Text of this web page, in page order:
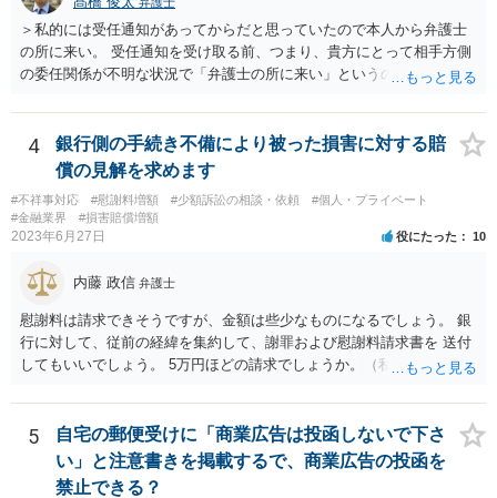
＞私的には受任通知があってからだと思っていたので本人から弁護士
の所に来い。 受任通知を受け取る前、つまり、貴方にとって相手方側
の委任関係が不明な状況で「弁護士の所に来い」というのは、さすが
絡がきますよね？ 通常はそのような初動となります。
4
銀行側の手続き不備により被った損害に対する賠
償の見解を求めます
#不祥事対応 #慰謝料増額 #少額訴訟の相談・依頼
#個人・プライベート
#金融業界
#損害賠償増額
2023年6月27日 役にたった 10
内藤 政信 弁護士
慰謝料は請求できそうですが、金額は些少なものになるでしょう。 銀
行に対して、従前の経緯を集約して、謝罪および慰謝料請求書を 送付
してもいいでしょう。 5万円ほどの請求でしょうか。（私見）
5
自宅の郵便受けに「商業広告は投函しないで下さ
い」と注意書きを掲載するで、商業広告の投函を
禁止できる？